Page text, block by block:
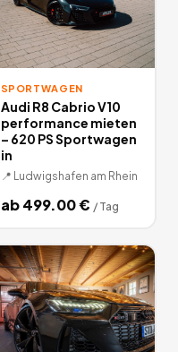
SPORTWAGEN
Audi R8 Cabrio V10
performance mieten
– 620 PS Sportwagen
in
📍 Ludwigshafen am Rhein
ab499.00€ / Tag